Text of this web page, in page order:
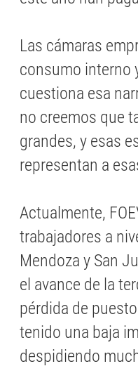
Las cámaras
consumo interno
cuestiona esa
no creemos que
grandes, y esas
representan a
Actualmente,
trabajadores a
Mendoza y San
el avance de la
pérdida de
tenido una baja
despidiendo